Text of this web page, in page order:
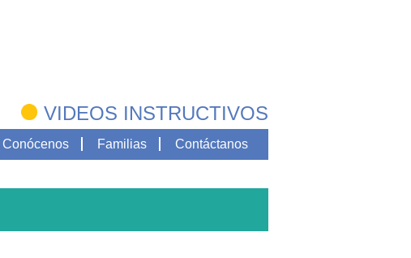
VIDEOS INSTRUCTIVOS
Conócenos Familias Contáctanos